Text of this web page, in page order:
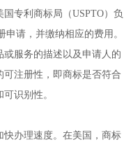
专利商标局（USPTO）负
请，并缴纳相应的费用。
服务的描述以及申请人的
注册性，即商标是否符合
识别性。
办理速度。在美国，商标